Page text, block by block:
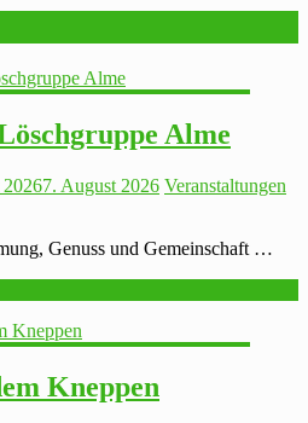
Alme
7. August 2026 Veranstaltungen
Genuss und Gemeinschaft …
Kneppen